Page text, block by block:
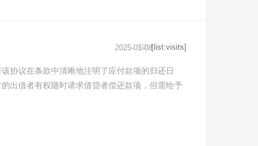
协议在条款中清晰地注明了应付款项的归还日
出借者有权随时请求借贷者偿还款项，但需给予
2025-01-08[list:visits]